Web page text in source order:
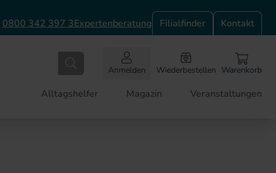
0800 342 397 3Expertenberatung Filialfinder Kontakt
Anmelden Wiederbestellen Warenkorb
Alltagshelfer Magazin Veranstaltungen